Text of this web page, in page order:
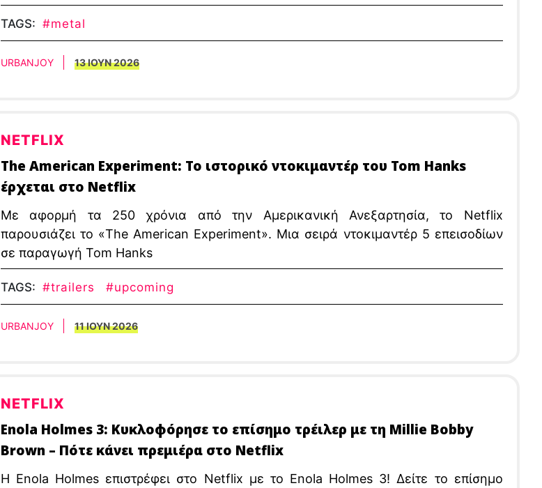
περιοδεία της M72 World Tour.
TAGS: #metal
URBANJOY 13 ΙΟΥΝ 2026
NETFLIX
The American Experiment: Το ιστορικό ντοκιμαντέρ του Tom Hanks
έρχεται στο Netflix
Με αφορμή τα 250 χρόνια από την Αμερικανική Ανεξαρτησία, το Netflix
παρουσιάζει το «The American Experiment». Μια σειρά ντοκιμαντέρ 5 επεισοδίων
σε παραγωγή Tom Hanks
TAGS: #trailers #upcoming
URBANJOY 11 ΙΟΥΝ 2026
NETFLIX
Enola Holmes 3: Κυκλοφόρησε το επίσημο τρέιλερ με τη Millie Bobby
Brown – Πότε κάνει πρεμιέρα στο Netflix
Η Enola Holmes επιστρέφει στο Netflix με το Enola Holmes 3! Δείτε το επίσημο